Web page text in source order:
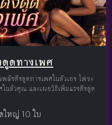
ดูดทางเพศ
ลังดึงดูดทางเพศในตัวเอง ไพ่จะ
นตัวคุณ และเผยวิธีเพิ่มแรงดึงดูด
ใหญ่ 10 ใบ